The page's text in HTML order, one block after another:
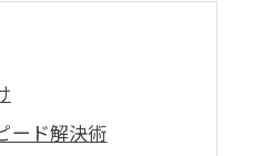
ード解決術